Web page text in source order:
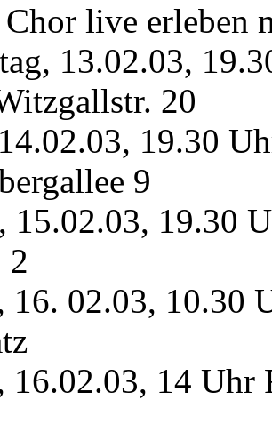
live erleben
13.02.03,
20
19.30
9
15.02.03, 19.30
2
16. 02.03, 10.30
16.02.03, 14